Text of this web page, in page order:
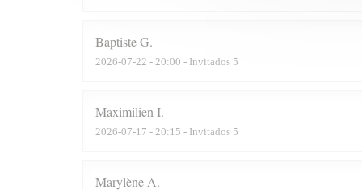
BaptisteG
2026-07-22 - 20:00 - Invitados 5
Maximilien I
2026-07-17 - 20:15 - Invitados 5
Marylène A